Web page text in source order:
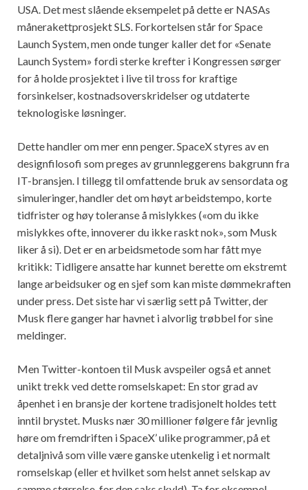
USA. Det mest slående eksempelet på dette er NASAs
månerakettprosjekt SLS. Forkortelsen står for Space
Launch System, men onde tunger kaller det for «Senate
Launch System» fordi sterke krefter i Kongressen sørger
for å holde prosjektet i live til tross for kraftige
forsinkelser, kostnadsoverskridelser og utdaterte
teknologiske løsninger.
Dette handler om mer enn penger. SpaceX styres av en
designfilosofi som preges av grunnleggerens bakgrunn fra
IT-bransjen. I tillegg til omfattende bruk av sensordata og
simuleringer, handler det om høyt arbeidstempo, korte
tidfrister og høy toleranse å mislykkes («om du ikke
mislykkes ofte, innoverer du ikke raskt nok», som Musk
liker å si). Det er en arbeidsmetode som har fått mye
kritikk: Tidligere ansatte har kunnet berette om ekstremt
lange arbeidsuker og en sjef som kan miste dømmekraften
under press. Det siste har vi særlig sett på Twitter, der
Musk flere ganger har havnet i alvorlig trøbbel for sine
meldinger.
Men Twitter-kontoen til Musk avspeiler også et annet
unikt trekk ved dette romselskapet: En stor grad av
åpenhet i en bransje der kortene tradisjonelt holdes tett
inntil brystet. Musks nær 30 millioner følgere får jevnlig
høre om fremdriften i SpaceX’ ulike programmer, på et
detaljnivå som ville være ganske utenkelig i et normalt
romselskap (eller et hvilket som helst annet selskap av